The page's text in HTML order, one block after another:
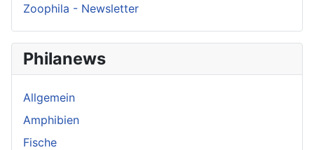
Zoophila - Newsletter
Philanews
Allgemein
Amphibien
Fische